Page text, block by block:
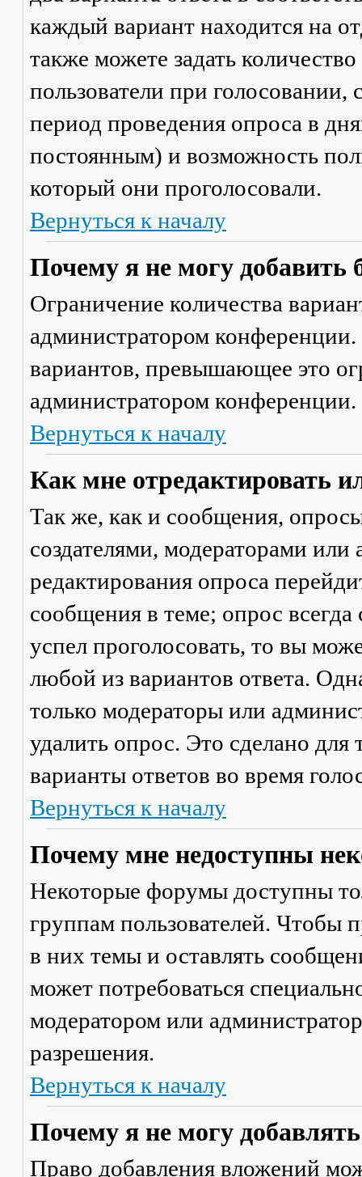
каждый вариант находится на
также можете задать
пользователи при
период проведения опроса в
постоянным) и возможность
который они проголосовали.
Вернуться к началу
Почему я не могу добавить
Ограничение количества
администратором
вариантов, превышающее это
администратором конференции.
Вернуться к началу
Как мне отредактировать
Так же, как и сообщения,
создателями, модераторами
редактирования опроса
сообщения в теме; опрос
успел проголосовать, то вы
любой из вариантов ответа.
только модераторы или
удалить опрос. Это сделано для
варианты ответов во время
Вернуться к началу
Почему мне недоступны
Некоторые форумы доступны
группам пользователей. Чтобы
в них темы и оставлять
может потребоваться
модератором или
разрешения.
Вернуться к началу
Почему я не могу
Право добавления вложений